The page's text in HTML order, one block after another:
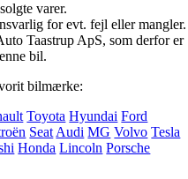
varer.
for evt. fejl eller mangler.
Taastrup ApS, som derfor er
bil.
bilmærke:
Toyota Hyundai Ford
Seat Audi MG Volvo Tesla
Honda Lincoln Porsche